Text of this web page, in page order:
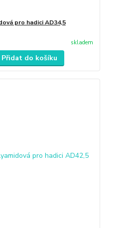
pro hadici AD34,5
skladem
Přidat do košíku